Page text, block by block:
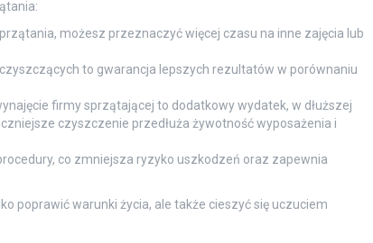
możesz przeznaczyć więcej czasu na inne zajęcia lub
to gwarancja lepszych rezultatów w porównaniu
firmy sprzątającej to dodatkowy wydatek, w dłuższej
czyszczenie przedłuża żywotność wyposażenia i
co zmniejsza ryzyko uszkodzeń oraz zapewnia
poprawić warunki życia, ale także cieszyć się uczuciem